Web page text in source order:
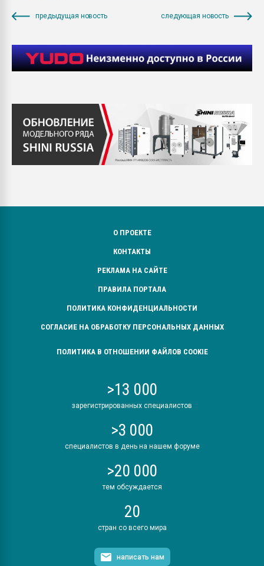
предыдущая новость следующая новость
О ПРОЕКТЕ
КОНТАКТЫ
РЕКЛАМА НА САЙТЕ
ПРАВИЛА ПОРТАЛА
ПОЛИТИКА КОНФИДЕНЦИАЛЬНОСТИ
СОГЛАСИЕ НА ОБРАБОТКУ ПЕРСОНАЛЬНЫХ ДАННЫХ
ПОЛИТИКА В ОТНОШЕНИИ ФАЙЛОВ COOKIE
>13 000
зарегистрированных специалистов
>3 000
специалистов в день на нашем форуме
>20 000
тем обсуждается
20
стран со всего мира
написать нам